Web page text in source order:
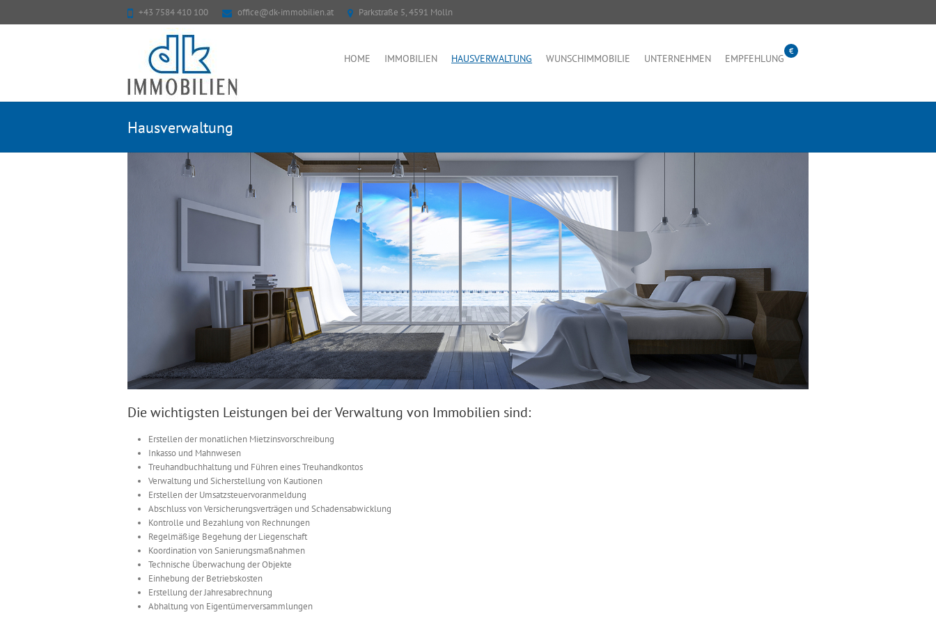
+43 7584 410 100 office@dk-immobilien.at Parkstraße 5, 4591 Molln
HOME IMMOBILIEN HAUSVERWALTUNG WUNSCHIMMOBILIE UNTERNEHMEN EMPFEHLUNG
Hausverwaltung
Die wichtigsten Leistungen bei der Verwaltung von Immobilien sind:
Erstellen der monatlichen Mietzinsvorschreibung
Inkasso und Mahnwesen
Treuhandbuchhaltung und Führen eines Treuhandkontos
Verwaltung und Sicherstellung von Kautionen
Erstellen der Umsatzsteuervoranmeldung
Abschluss von Versicherungsverträgen und Schadensabwicklung
Kontrolle und Bezahlung von Rechnungen
Regelmäßige Begehung der Liegenschaft
Koordination von Sanierungsmaßnahmen
Technische Überwachung der Objekte
Einhebung der Betriebskosten
Erstellung der Jahresabrechnung
Abhaltung von Eigentümerversammlungen